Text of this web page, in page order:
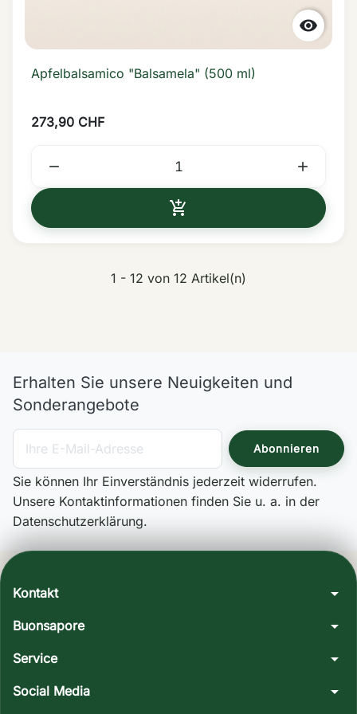

Apfelbalsamico "Balsamela" (500 ml)
273,90 CHF
 

1 - 12 von 12 Artikel(n)
Erhalten Sie unsere Neuigkeiten und
Sonderangebote
Sie können Ihr Einverständnis jederzeit widerrufen.
Unsere Kontaktinformationen finden Sie u. a. in der
Datenschutzerklärung.
Kontakt arrow_drop_down
Buonsapore arrow_drop_down
Service arrow_drop_down
Social Media arrow_drop_down